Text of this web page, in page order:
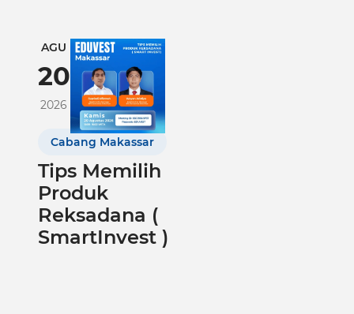
AGU
20
2026
Cabang Makassar
Tips Memilih
Produk
Reksadana (
SmartInvest )